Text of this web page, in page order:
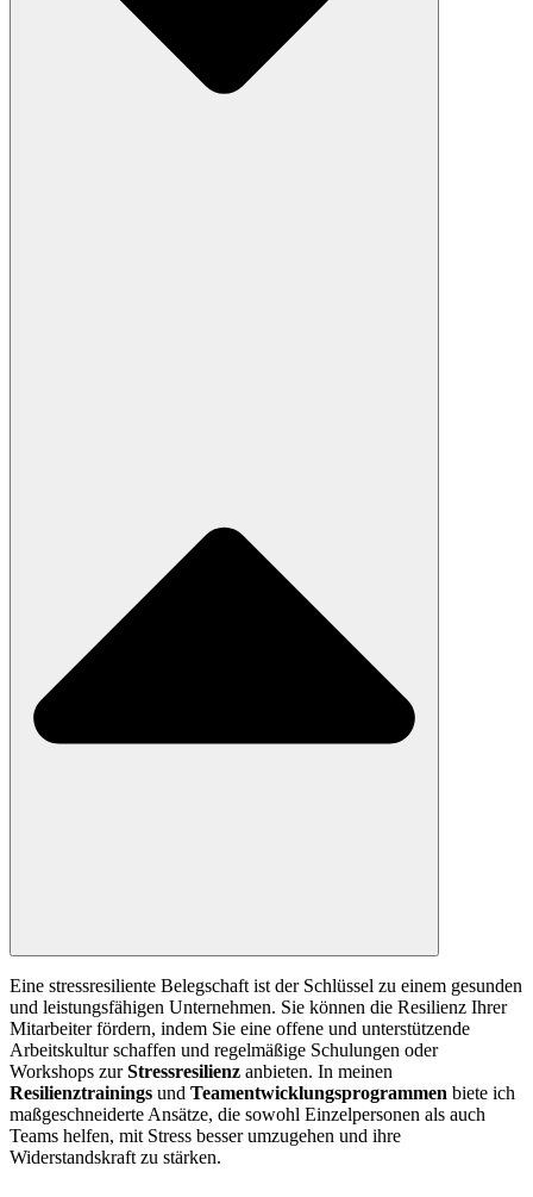
Eine stressresiliente Belegschaft ist der Schlüssel zu einem gesunden
und leistungsfähigen Unternehmen. Sie können die Resilienz Ihrer
Mitarbeiter fördern, indem Sie eine offene und unterstützende
Arbeitskultur schaffen und regelmäßige Schulungen oder
Workshops zurStressresilienz anbieten. In meinen
Resilienztrainings und Teamentwicklungsprogrammen biete ich
maßgeschneiderte Ansätze, die sowohl Einzelpersonen als auch
Teams helfen, mit Stress besser umzugehen und ihre
Widerstandskraft zu stärken.